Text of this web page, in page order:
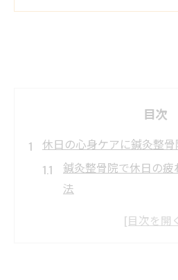
目次
休日の心身ケアに鍼灸整
鍼灸整骨院で休日の
法